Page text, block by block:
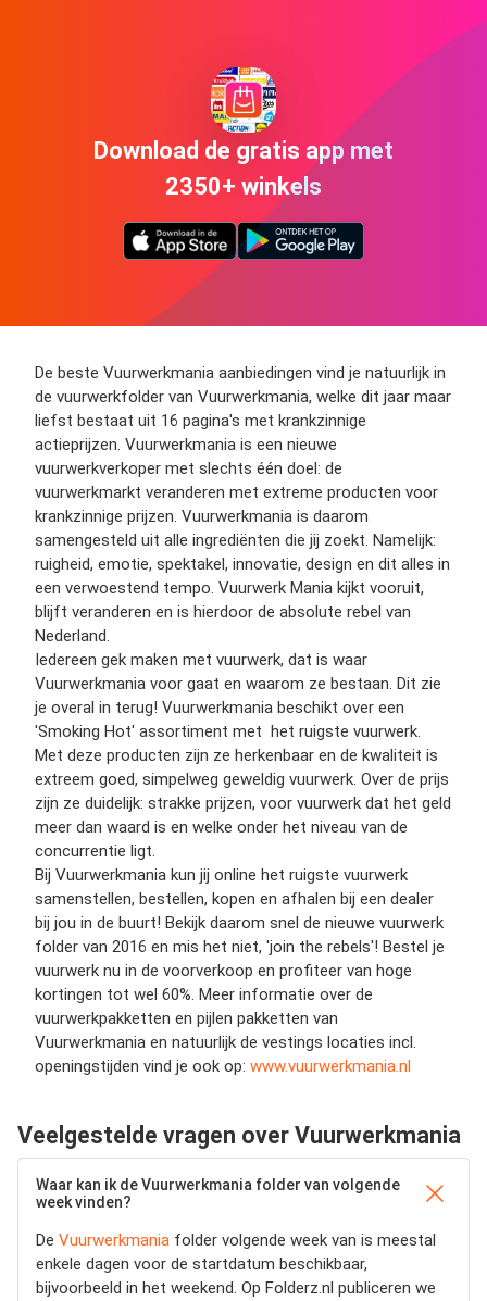
Download de gratis app met
2350+ winkels
De beste Vuurwerkmania aanbiedingen vind je natuurlijk in
de vuurwerkfolder van Vuurwerkmania, welke dit jaar maar
liefst bestaat uit 16 pagina's met krankzinnige
actieprijzen. Vuurwerkmania is een nieuwe
vuurwerkverkoper met slechts één doel: de
vuurwerkmarkt veranderen met extreme producten voor
krankzinnige prijzen. Vuurwerkmania is daarom
samengesteld uit alle ingrediënten die jij zoekt. Namelijk:
ruigheid, emotie, spektakel, innovatie, design en dit alles in
een verwoestend tempo. Vuurwerk Mania kijkt vooruit,
blijft veranderen en is hierdoor de absolute rebel van
Nederland.
Iedereen gek maken met vuurwerk, dat is waar
Vuurwerkmania voor gaat en waarom ze bestaan. Dit zie
je overal in terug! Vuurwerkmania beschikt over een
'Smoking Hot' assortiment met het ruigste vuurwerk.
Met deze producten zijn ze herkenbaar en de kwaliteit is
extreem goed, simpelweg geweldig vuurwerk. Over de prijs
zijn ze duidelijk: strakke prijzen, voor vuurwerk dat het geld
meer dan waard is en welke onder het niveau van de
concurrentie ligt.
Bij Vuurwerkmania kun jij online het ruigste vuurwerk
samenstellen, bestellen, kopen en afhalen bij een dealer
bij jou in de buurt! Bekijk daarom snel de nieuwe vuurwerk
folder van 2016 en mis het niet, 'join the rebels'! Bestel je
vuurwerk nu in de voorverkoop en profiteer van hoge
kortingen tot wel 60%. Meer informatie over de
vuurwerkpakketten en pijlen pakketten van
Vuurwerkmania en natuurlijk de vestings locaties incl.
openingstijden vind je ook op: www.vuurwerkmania.nl
Veelgestelde vragen over Vuurwerkmania
Waar kan ik de Vuurwerkmania folder van volgende
week vinden?
De Vuurwerkmania folder volgende week van is meestal
enkele dagen voor de startdatum beschikbaar,
bijvoorbeeld in het weekend. Op Folderz.nl publiceren we